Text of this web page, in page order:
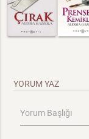
YORUM YAZ
Yorum Başlığı